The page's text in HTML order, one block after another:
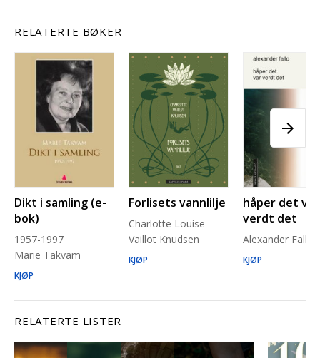
RELATERTE BØKER
Dikt i samling (e-
bok)
1957-1997
Marie Takvam
KJØP
Forlisets vannlilje
Charlotte Louise
Vaillot Knudsen
KJØP
håper det var
verdt det
Alexander Fallo
KJØP
RELATERTE LISTER